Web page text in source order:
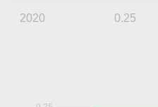
2020 0.25